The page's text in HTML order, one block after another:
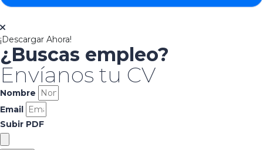
¡Descargar Ahora!
¿Buscas empleo?
Envíanos tu CV
Nombre
Email
Subir PDF